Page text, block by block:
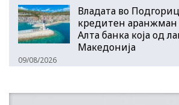
Владата во
кредитен аранжман
Алта банка која од
Македонија
09/08/2026